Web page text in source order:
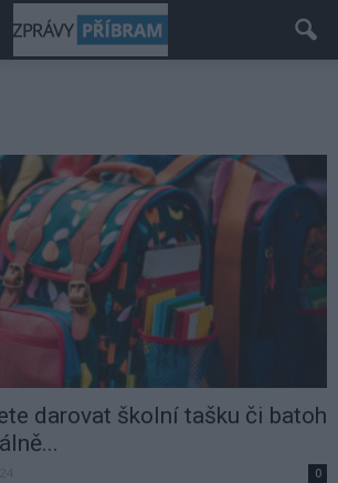
darovat školní tašku či batoh
0